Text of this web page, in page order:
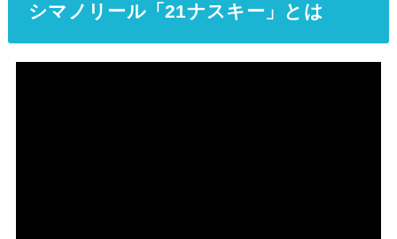
シマノリール「21ナスキー」とは